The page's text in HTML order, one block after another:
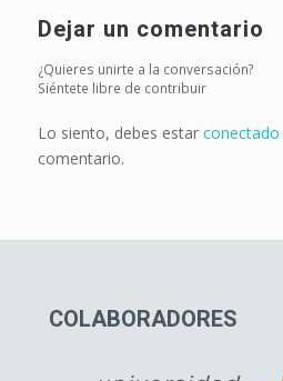
Dejar un comentario
¿Quieres unirte a la conversación?
Siéntete libre de contribuir
Lo siento, debes estar conectado
comentario.
COLABORADORES